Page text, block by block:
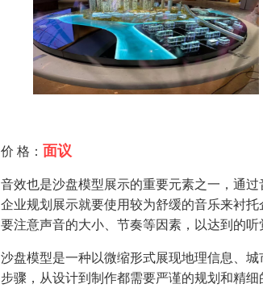
价 格： 面议
音效也是沙盘模型展示的重要元素之一，通
企业规划展示就要使用较为舒缓的音乐来衬
要注意声音的大小、节奏等因素，以达到的听
沙盘模型是一种以微缩形式展现地理信息、
步骤，从设计到制作都需要严谨的规划和精细